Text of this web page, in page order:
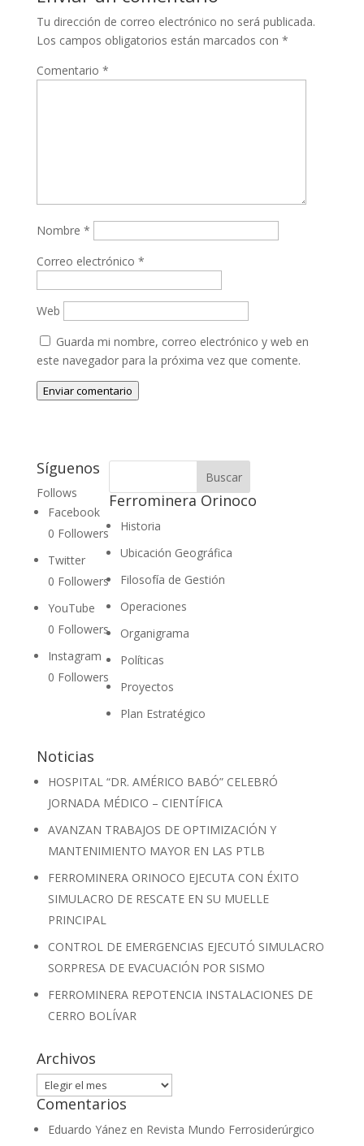
Tu dirección de correo electrónico no será publicada.
Los campos obligatorios están marcados con *
Comentario *
Nombre *
Correo electrónico *
Web
Guarda mi nombre, correo electrónico y web en
este navegador para la próxima vez que comente.
Enviar comentario
Síguenos
Follows
Facebook
0 Followers
Twitter
0 Followers
YouTube
0 Followers
Instagram
0 Followers
Ferrominera Orinoco
Historia
Ubicación Geográfica
Filosofía de Gestión
Operaciones
Organigrama
Políticas
Proyectos
Plan Estratégico
Noticias
HOSPITAL “DR. AMÉRICO BABÓ” CELEBRÓ
JORNADA MÉDICO – CIENTÍFICA
AVANZAN TRABAJOS DE OPTIMIZACIÓN Y
MANTENIMIENTO MAYOR EN LAS PTLB
FERROMINERA ORINOCO EJECUTA CON ÉXITO
SIMULACRO DE RESCATE EN SU MUELLE
PRINCIPAL
CONTROL DE EMERGENCIAS EJECUTÓ SIMULACRO
SORPRESA DE EVACUACIÓN POR SISMO
FERROMINERA REPOTENCIA INSTALACIONES DE
CERRO BOLÍVAR
Archivos
Archivos
Comentarios
Eduardo Yánezen Revista Mundo Ferrosiderúrgico